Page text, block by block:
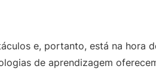
e, portanto, está na hora
de aprendizagem